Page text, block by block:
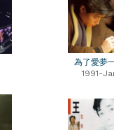
為了愛夢
1991-